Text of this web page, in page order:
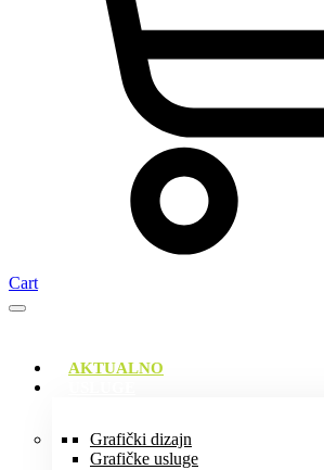
Cart
AKTUALNO
Grafički dizajn
Grafičke usluge